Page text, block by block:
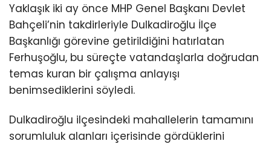
Yaklaşık iki ay önce MHP Genel Başkanı Devlet
Bahçeli’nin takdirleriyle Dulkadiroğlu İlçe
Başkanlığı görevine getirildiğini hatırlatan
Ferhuşoğlu, bu süreçte vatandaşlarla doğrudan
temas kuran bir çalışma anlayışı
benimsediklerini söyledi.
Dulkadiroğlu ilçesindeki mahallelerin tamamını
sorumluluk alanları içerisinde gördüklerini